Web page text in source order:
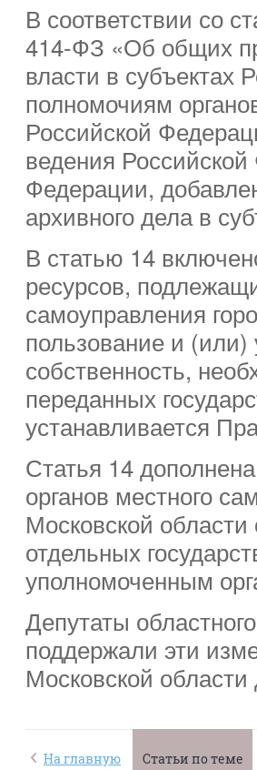
В соответствии со
414-ФЗ «Об общих
власти в субъектах
полномочиям
Российской
ведения
Федерации,
архивного дела в
В статью 14
ресурсов,
самоуправления
пользование и
собственность,
переданных
устанавливается
Статья 14
органов местного
Московской
отдельных
уполномоченным
Депутаты
поддержали эти
Московской
На главную Статьи по теме